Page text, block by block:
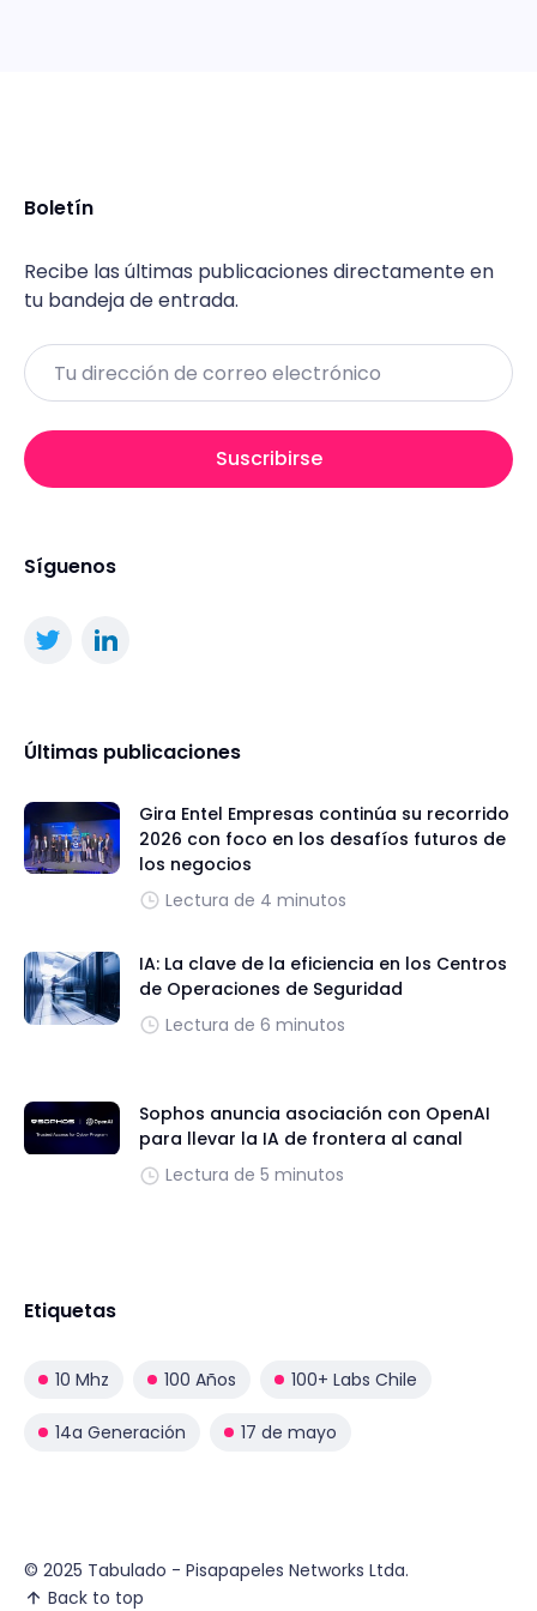
Boletín
Recibe las últimas publicaciones directamente en
tu bandeja de entrada.
Email
Suscribirse
Síguenos
Últimas publicaciones
Gira Entel Empresas continúa su recorrido
2026 con foco en los desafíos futuros de
los negocios
Lectura de 4 minutos
IA: La clave de la eficiencia en los Centros
de Operaciones de Seguridad
Lectura de 6 minutos
Sophos anuncia asociación con OpenAI
para llevar la IA de frontera al canal
Lectura de 5 minutos
Etiquetas
10 Mhz 100 Años 100+ Labs Chile
14a Generación 17 de mayo
© 2025 Tabulado - Pisapapeles Networks Ltda.
Back to top